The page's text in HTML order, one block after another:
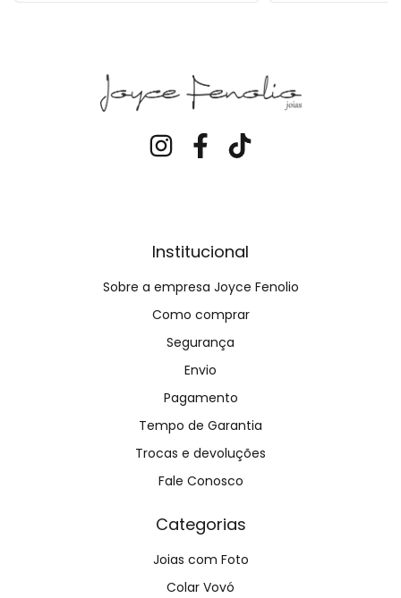
Institucional
Sobre a empresa Joyce Fenolio
Como comprar
Segurança
Envio
Pagamento
Tempo de Garantia
Trocas e devoluções
Fale Conosco
Categorias
Joias com Foto
Colar Vovó